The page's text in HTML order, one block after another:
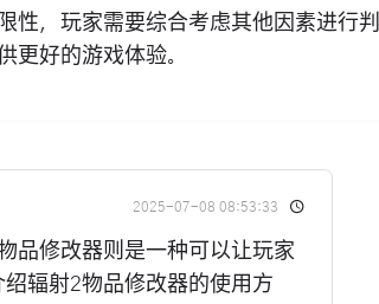
性，玩家需要综合考虑其他因素进行
更好的游戏体验。
2025-07-08 08:53:33
品修改器则是一种可以让玩家
辐射2物品修改器的使用方